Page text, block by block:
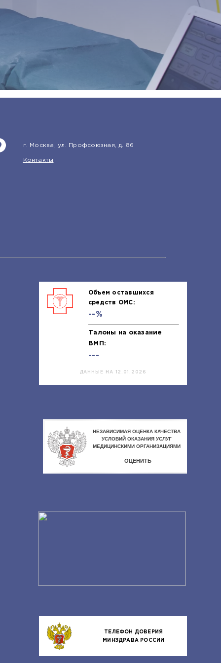
г. Москва, ул. Профсоюзная, д. 86
Контакты
Объем оставшихся
средств ОМС:
--%
Талоны на оказание
ВМП:
---
ДАННЫЕ НА 12.01.2026
ТЕЛЕФОН ДОВЕРИЯ
МИНЗДРАВА РОССИИ